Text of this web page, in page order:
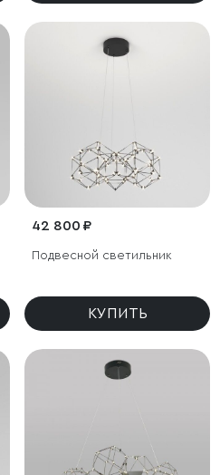
42 800 ₽
Подвесной светильник
КУПИТЬ